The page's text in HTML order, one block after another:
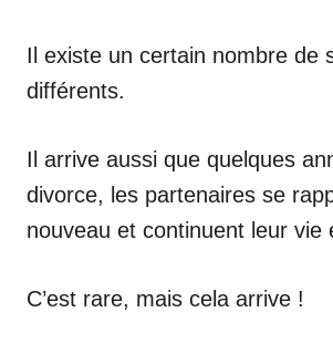
Il existe un certain nombre de
différents.
Il arrive aussi que quelques
divorce, les partenaires se
nouveau et continuent leur vie
C’est rare, mais cela arrive !